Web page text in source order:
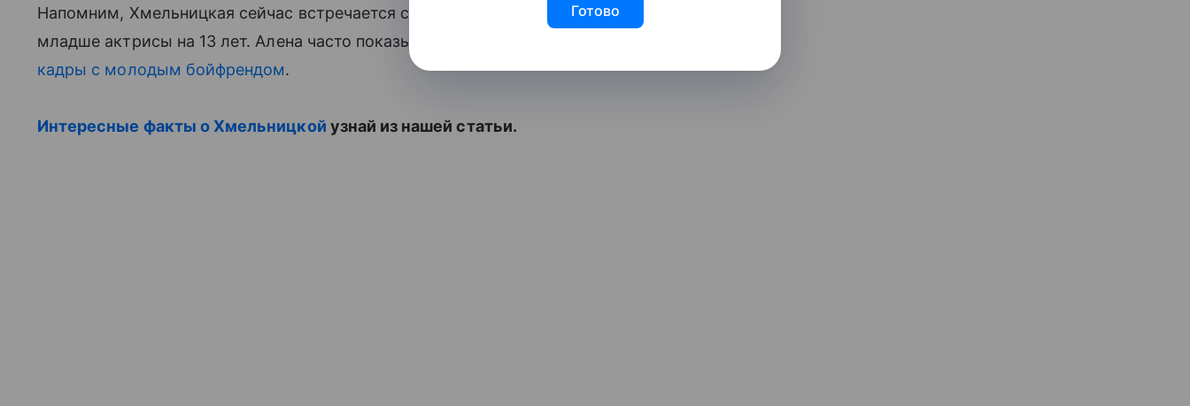
Напомним, Хмельницкая сейчас встречается с Александром Синюшиным, который
младше актрисы на 13 лет. Алена часто показываает поклонникам
кадры с молодым бойфрендом.
Интересные факты о Хмельницкой узнай из нашей статьи.
Готово